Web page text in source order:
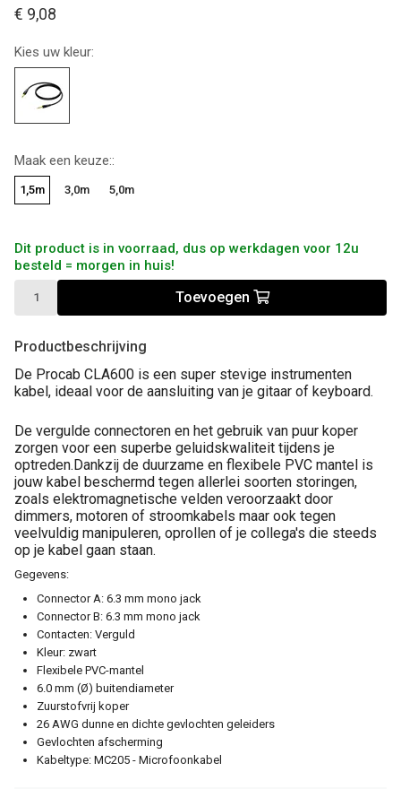
€ 9,08
Kies uw kleur:
Maak een keuze::
1,5m 3,0m 5,0m
Dit product is in voorraad, dus op werkdagen voor 12u
besteld = morgen in huis!
Toevoegen
Productbeschrijving
De Procab CLA600 is een super stevige instrumenten
kabel, ideaal voor de aansluiting van je gitaar of keyboard.
De vergulde connectoren en het gebruik van puur koper
zorgen voor een superbe geluidskwaliteit tijdens je
optreden.Dankzij de duurzame en flexibele PVC mantel is
jouw kabel beschermd tegen allerlei soorten storingen,
zoals elektromagnetische velden veroorzaakt door
dimmers, motoren of stroomkabels maar ook tegen
veelvuldig manipuleren, oprollen of je collega's die steeds
op je kabel gaan staan.
Gegevens:
Connector A: 6.3 mm mono jack
Connector B: 6.3 mm mono jack
Contacten: Verguld
Kleur: zwart
Flexibele PVC-mantel
6.0 mm (Ø) buitendiameter
Zuurstofvrij koper
26 AWG dunne en dichte gevlochten geleiders
Gevlochten afscherming
Kabeltype: MC205 - Microfoonkabel